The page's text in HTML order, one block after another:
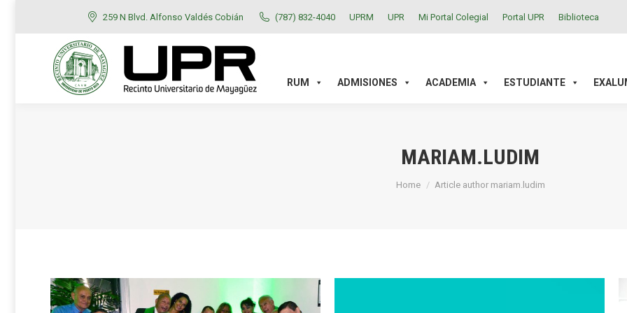
259 N Blvd. Alfonso Valdés Cobián (787) 832-4040 UPRM UPR Mi Portal Colegial Portal UPR Biblioteca
RUM ADMISIONES ACADEMIA ESTUDIANTE
MARIAM.LUDIM
You are here:
Home Article author mariam.ludim
RUM ADMISIONES